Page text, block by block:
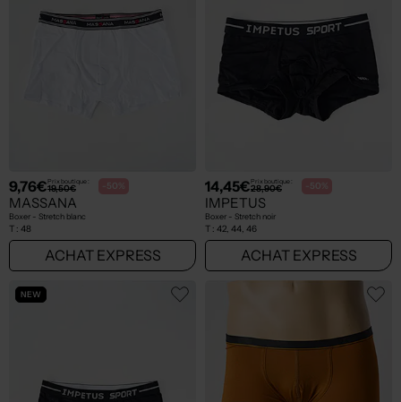
9,76€Prix boutique :
19,50€ -50%
MASSANA
Boxer - Stretch blanc
T : 48
ACHAT EXPRESS
14,45€Prix boutique :
28,90€ -50%
IMPETUS
Boxer - Stretch noir
T : 42, 44, 46
ACHAT EXPRESS
NEW